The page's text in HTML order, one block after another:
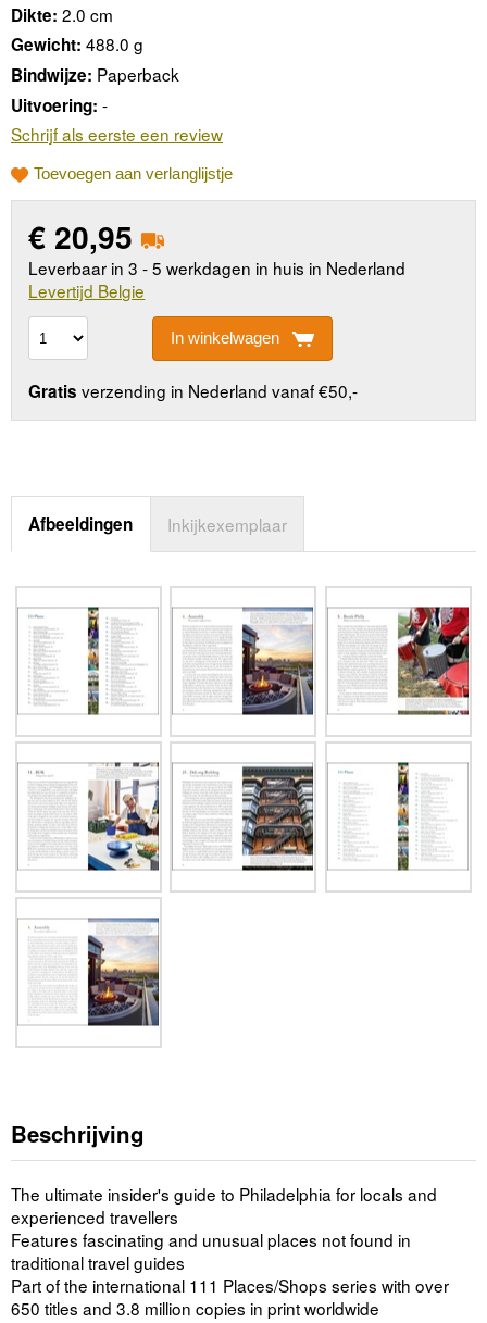
Dikte: 2.0 cm
Gewicht: 488.0 g
Bindwijze: Paperback
Uitvoering: -
Schrijf als eerste een review
Toevoegen aan verlanglijstje
€ 20,95
Leverbaar in 3 - 5 werkdagen in huis in Nederland
Levertijd Belgie
In winkelwagen
Gratis verzending in Nederland vanaf €50,-
Afbeeldingen Inkijkexemplaar
Beschrijving
The ultimate insider's guide to Philadelphia for locals and
experienced travellers
Features fascinating and unusual places not found in
traditional travel guides
Part of the international 111 Places/Shops series with over
650 titles and 3.8 million copies in print worldwide